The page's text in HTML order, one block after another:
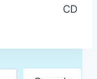
CD